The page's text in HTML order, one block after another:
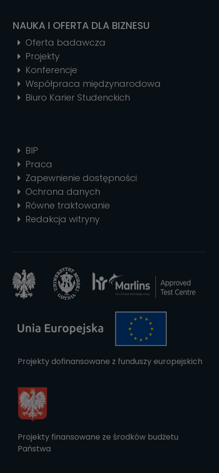
NAUKA I OFERTA DLA BIZNESU
Oferta badawcza
Projekty
Konferencje
Współpraca międzynarodowa
Biuro Karier Studenckich
BIP
Praca
Zapewnienie dostępności
Ochrona danych
Równe traktowanie
Redakcja witryny
Projekty dofinansowane z funduszy europejskich
Projekty finansowane ze środków budżetu
Państwa